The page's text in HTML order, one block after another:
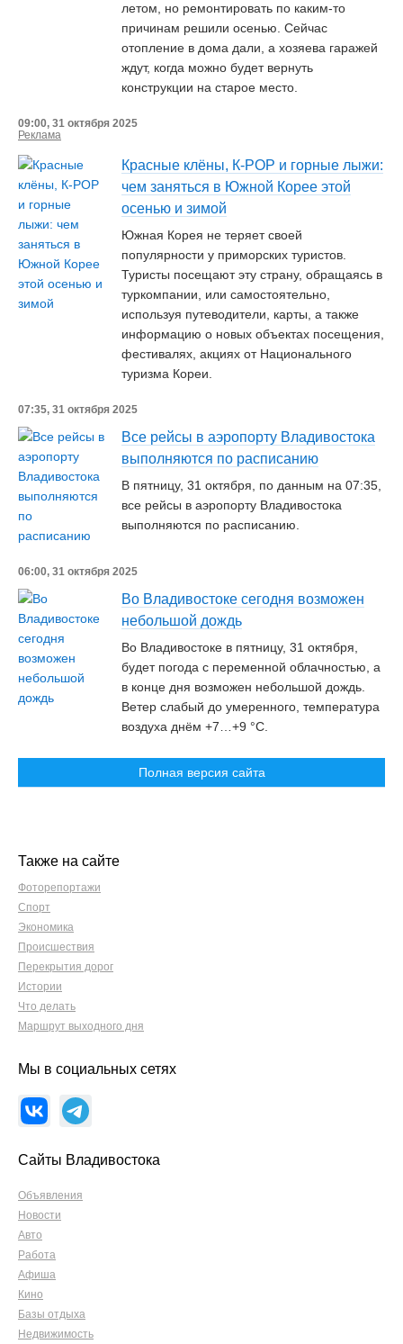
летом, но ремонтировать по каким-то
причинам решили осенью. Сейчас
отопление в дома дали, а хозяева гаражей
ждут, когда можно будет вернуть
конструкции на старое место.
09:00, 31 октября 2025
Реклама
Красные клёны, К-РОР и горные лыжи:
чем заняться в Южной Корее этой
осенью и зимой
Южная Корея не теряет своей
популярности у приморских туристов.
Туристы посещают эту страну, обращаясь в
туркомпании, или самостоятельно,
используя путеводители, карты, а также
информацию о новых объектах посещения,
фестивалях, акциях от Национального
туризма Кореи.
07:35, 31 октября 2025
Все рейсы в аэропорту Владивостока
выполняются по расписанию
В пятницу, 31 октября, по данным на 07:35,
все рейсы в аэропорту Владивостока
выполняются по расписанию.
06:00, 31 октября 2025
Во Владивостоке сегодня возможен
небольшой дождь
Во Владивостоке в пятницу, 31 октября,
будет погода с переменной облачностью, а
в конце дня возможен небольшой дождь.
Ветер слабый до умеренного, температура
воздуха днём +7…+9 °C.
Полная версия сайта
Также на сайте
Фоторепортажи
Спорт
Экономика
Происшествия
Перекрытия дорог
Истории
Что делать
Маршрут выходного дня
Мы в социальных сетях
Сайты Владивостока
Объявления
Новости
Авто
Работа
Афиша
Кино
Базы отдыха
Недвижимость